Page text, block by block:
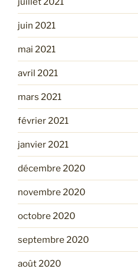
juin 2021
mai 2021
avril 2021
mars 2021
février 2021
janvier 2021
décembre 2020
novembre 2020
octobre 2020
septembre 2020
août 2020